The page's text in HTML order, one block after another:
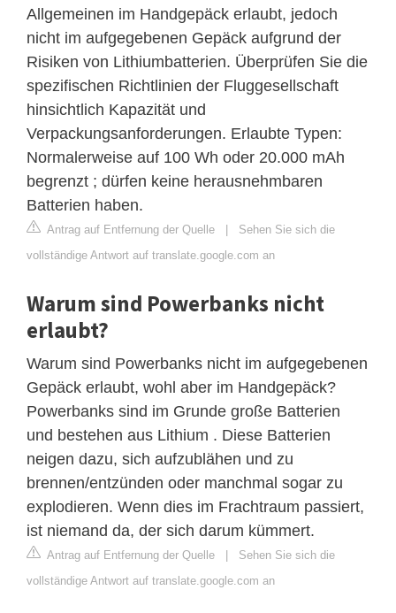
Allgemeinen im Handgepäck erlaubt, jedoch
nicht im aufgegebenen Gepäck aufgrund der
Risiken von Lithiumbatterien. Überprüfen Sie die
spezifischen Richtlinien der Fluggesellschaft
hinsichtlich Kapazität und
Verpackungsanforderungen. Erlaubte Typen:
Normalerweise auf 100 Wh oder 20.000 mAh
begrenzt ; dürfen keine herausnehmbaren
Batterien haben.
Antrag auf Entfernung der Quelle | Sehen Sie sich die
vollständige Antwort auf translate.google.com an
Warum sind Powerbanks nicht
erlaubt?
Warum sind Powerbanks nicht im aufgegebenen
Gepäck erlaubt, wohl aber im Handgepäck?
Powerbanks sind im Grunde große Batterien
und bestehen aus Lithium . Diese Batterien
neigen dazu, sich aufzublähen und zu
brennen/entzünden oder manchmal sogar zu
explodieren. Wenn dies im Frachtraum passiert,
ist niemand da, der sich darum kümmert.
Antrag auf Entfernung der Quelle | Sehen Sie sich die
vollständige Antwort auf translate.google.com an